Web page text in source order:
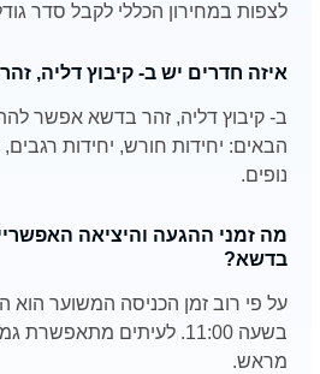
לצפות במחירון הכללי לקבל סדר
איזה חדרים יש ב- קיבוץ דליה,
ב- קיבוץ דליה, זהר בדשא אפשר
הבאים: יחידות חורש, יחידות רגבים,
נופים.
מה זמני ההגעה והיציאה
בדשא?
בשעה 11:00. לעיתים
מראש.